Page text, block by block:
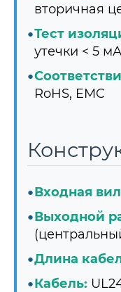
вторичная
Тест
утечки < 5 мА
RoHS, EMC
Входная
Выходной
Длина
Кабель: